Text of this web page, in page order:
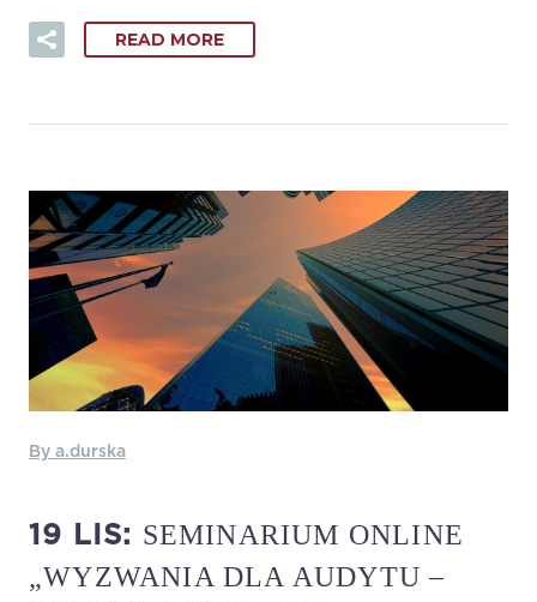
READ MORE
By a.durska
19 LIS: SEMINARIUM ONLINE
„WYZWANIA DLA AUDYTU –